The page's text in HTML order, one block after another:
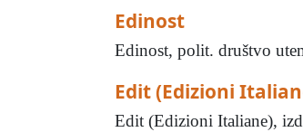
Edinost
Edinost, polit. društvo
Edit (Edizioni
Edit (Edizioni Italiane),